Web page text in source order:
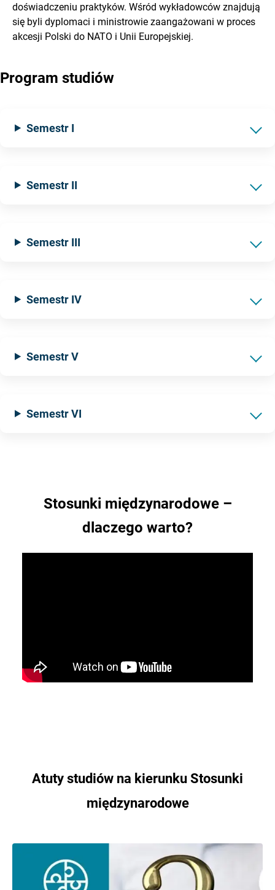
doświadczeniu praktyków. Wśród wykładowców znajdują
się byli dyplomaci i ministrowie zaangażowani w proces
akcesji Polski do NATO i Unii Europejskiej.
Program studiów
Semestr I
Semestr II
Semestr III
Semestr IV
Semestr V
Semestr VI
Stosunki międzynarodowe –
dlaczego warto?
Atuty studiów na kierunku Stosunki
międzynarodowe